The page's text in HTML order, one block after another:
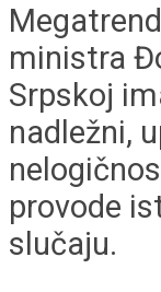
ministra
Srpskoj
nadležni,
provode
slučaju.